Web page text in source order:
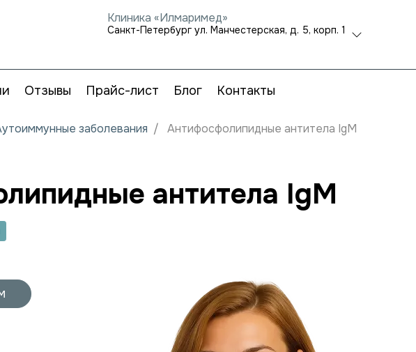
Клиника «Илмаримед»
Санкт-Петербург ул. Манчестерская, д. 5, корп. 1
Отзывы Прайс-лист Блог Контакты
заболевания Антифосфолипидные антитела IgM
антитела IgM